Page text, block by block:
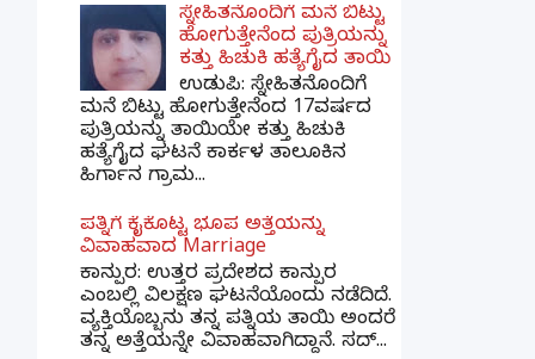
ಸ್ನೇಹಿತನೊಂದಿಗೆ ಮನೆ ಬಿಟ್ಟು
ಹೋಗುತ್ತೇನೆಂದ ಪುತ್ರಿಯನ್ನು
ಕತ್ತು ಹಿಚುಕಿ ಹತ್ಯೆಗೈದ ತಾಯಿ
ಉಡುಪಿ: ಸ್ನೇಹಿತನೊಂದಿಗೆ
ಮನೆ ಬಿಟ್ಟು ಹೋಗುತ್ತೇನೆಂದ 17ವರ್ಷದ
ಪುತ್ರಿಯನ್ನು ತಾಯಿಯೇ ಕತ್ತು ಹಿಚುಕಿ
ಹತ್ಯೆಗೈದ ಘಟನೆ ಕಾರ್ಕಳ ತಾಲೂಕಿನ
ಹಿರ್ಗಾನ ಗ್ರಾಮ...
ಪತ್ನಿಗೆ ಕೈಕೊಟ್ಟ ಭೂಪ ಅತ್ತೆಯನ್ನು
ವಿವಾಹವಾದ Marriage
ಕಾನ್ಪುರ: ಉತ್ತರ ಪ್ರದೇಶದ ಕಾನ್ಪುರ
ಎಂಬಲ್ಲಿ ವಿಲಕ್ಷಣ ಘಟನೆಯೊಂದು ನಡೆದಿದೆ.
ವ್ಯಕ್ತಿಯೊಬ್ಬನು ತನ್ನ ಪತ್ನಿಯ ತಾಯಿ ಅಂದರೆ
ತನ್ನ ಅತ್ತೆಯನ್ನೇ ವಿವಾಹವಾಗಿದ್ದಾನೆ. ಸದ್...